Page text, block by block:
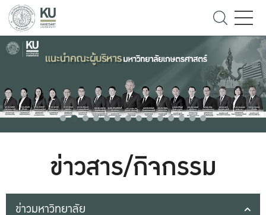
ข่าวสาร/กิจกรรม
ข่าวมหาวิทยาลัย